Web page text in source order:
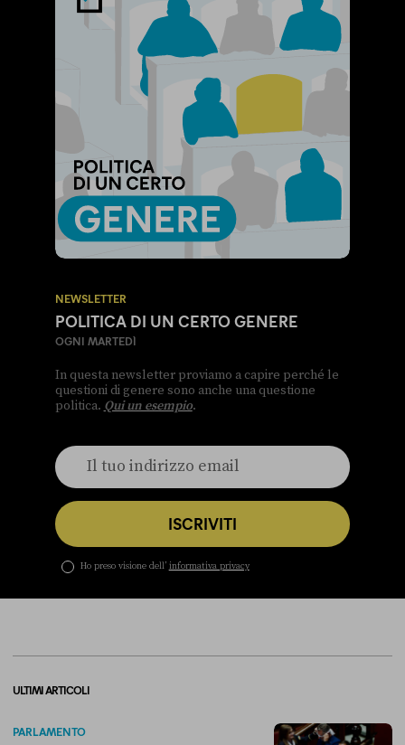
NEWSLETTER
POLITICA DI UN CERTO GENERE
OGNI MARTEDÌ
In questa newsletter proviamo a capire perché le
questioni di genere sono anche una questione
politica. Qui un esempio.
ISCRIVITI
Ho preso visione dell’ informativa privacy
ULTIMI ARTICOLI
PARLAMENTO